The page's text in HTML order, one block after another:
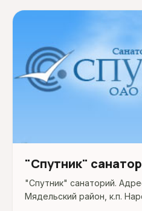
"Спутник"
"Спутник" санаторий.
Мядельский район, к.п.